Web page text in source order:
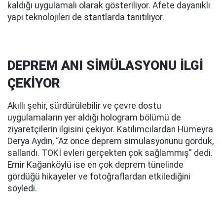
kaldığı uygulamalı olarak gösteriliyor. Afete dayanıklı
yapı teknolojileri de stantlarda tanıtılıyor.
DEPREM ANI SİMÜLASYONU İLGİ
ÇEKİYOR
Akıllı şehir, sürdürülebilir ve çevre dostu
uygulamaların yer aldığı hologram bölümü de
ziyaretçilerin ilgisini çekiyor. Katılımcılardan Hümeyra
Derya Aydın, “Az önce deprem simülasyonunu gördük,
sallandı. TOKİ evleri gerçekten çok sağlammış” dedi.
Emir Kağanköylü ise en çok deprem tünelinde
gördüğü hikayeler ve fotoğraflardan etkilediğini
söyledi.